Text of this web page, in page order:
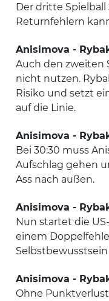
Der dritte Spielball
Returnfehlern
Anisimova -
Auch den zweiten
nicht nutzen.
Risiko und setzt
auf die Linie.
Anisimova -
Bei 30:30 muss
Aufschlag gehen
Ass nach außen.
Anisimova -
Nun startet die
einem
Anisimova -
Ohne